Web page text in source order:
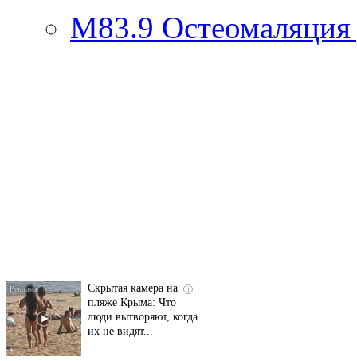
M83.9
i
Скрытая камера на
пляже Крыма: Что
люди вытворяют, когда
их не видят...